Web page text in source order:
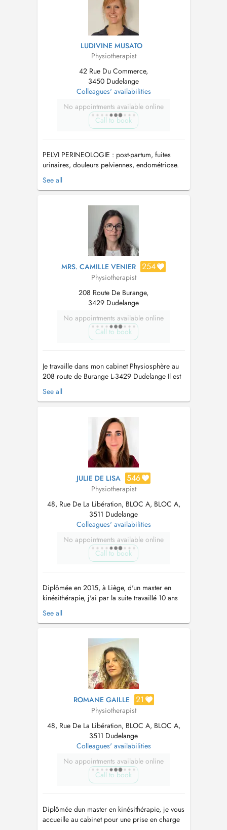
LUDIVINE MUSATO
Physiotherapist
42 Rue Du Commerce,
3450 Dudelange
Colleagues' availabilities
No appointments available online
Call to book
PELVI PERINEOLOGIE : post-partum, fuites
urinaires, douleurs pelviennes, endométriose.
Préparation physique à l'accouchement,
douleurs liées à la grossesse, YOGA pré et
respiratoire CANCER DU SEIN : drainage
manuelle. CICATRICES : césarienne ou post...
See all
MRS. CAMILLE VENIER 254
Physiotherapist
208 Route De Burange,
3429 Dudelange
No appointments available online
Call to book
Je travaille dans mon cabinet Physiosphère au
208 route de Burange L-3429 Dudelange Il est
situé à 200 mètres de l'arrêt de train
«Dudelange-Burange» et juste en face de l'arrêt
804 et 871). Je suis titulaire d'un Master en
Kinésithérapie (HERS Libram...
See all
JULIE DE LISA 546
Physiotherapist
48, Rue De La Libération, BLOC A, BLOC A,
3511 Dudelange
Colleagues' availabilities
No appointments available online
Call to book
Diplômée en 2015, à Liège, d'un master en
kinésithérapie, j'ai par la suite travaillé 10 ans
sur Dudelange, en cabinet et à domicile. Je me
suis spécialisée en thérapie manuelle
rééducation de la main et du poignet,
neurodynamique, drainage lymphatique...
See all
ROMANE GAILLE 21
Physiotherapist
48, Rue De La Libération, BLOC A, BLOC A,
3511 Dudelange
Colleagues' availabilities
No appointments available online
Call to book
Diplômée dun master en kinésithérapie, je vous
accueille au cabinet pour une prise en charge